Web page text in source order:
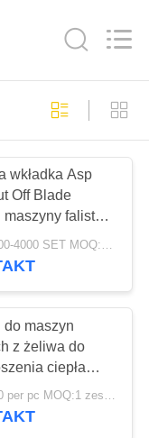
369
wkładka Asp
Off Blade
maszyny falistej
gwarancji
USD 1000-4000 SET MOQ:1 zestaw
do maszyn
z żeliwa do
ciepła
przegub
do
USD 160 per pc MOQ:1 zestaw